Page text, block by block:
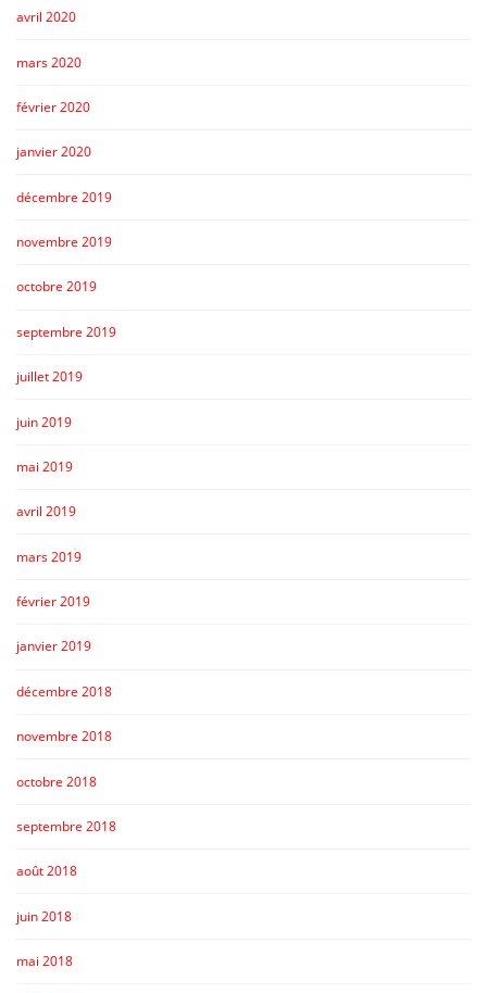
avril 2020
mars 2020
février 2020
janvier 2020
décembre 2019
novembre 2019
octobre 2019
septembre 2019
juillet 2019
juin 2019
mai 2019
avril 2019
mars 2019
février 2019
janvier 2019
décembre 2018
novembre 2018
octobre 2018
septembre 2018
août 2018
juin 2018
mai 2018